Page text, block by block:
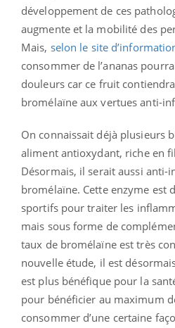
développement de ces
augmente et la mobilité des
Mais, selon le site
consommer de l’ananas
douleurs car ce fruit
bromélaïne aux vertues anti-
On connaissait déjà plusieurs
aliment antioxydant, riche en
Désormais, il serait aussi anti-
bromélaïne. Cette enzyme est
sportifs pour traiter les
mais sous forme de
taux de bromélaïne est très
nouvelle étude, il est
est plus bénéfique pour la
pour bénéficier au maximum
consommer d’une certaine